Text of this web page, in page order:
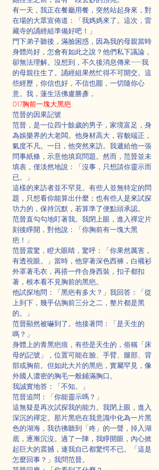
有一天，我正在餐廳用餐，突然站起身來，對
在場的大眾宣佈道：「我媽媽來了。這次，雷
藏寺的誦經組準備好吧！」
門下弟子聽後，滿臉困惑，因為我的母親當時
身體尚好，怎會有如此之說？他們私下議論，
卻無法理解。沒想到，不久後消息傳來——我
的母親往生了。誦經組果然忙得不可開交。這
些經歷，你信也好，不信也罷，一切隨你心
意。我，蓮生活佛盧勝彥，
017胸前一塊大黑疤
范晉的因果記號
范晉，是一位四十餘歲的男子，家境富足，身
為娛樂界的大老闆。他身材高大，容貌端正，
氣度不凡。一日，他突然來訪。我遞給他一張
問事紙條，示意他填寫問題。然而，范晉並未
填表，僅淡然地說：「沒事，只想請你靈示而
已。」
這樣的來訪者並不罕見。有些人並無特定的問
題，只想看你能算出什麼；也有些人是來試探
功力的，保持沉默，若算準了便點頭承認。
范晉直勾勾地盯著我。我閉上眼，進入禪定片
刻後睜開，對他說：「你胸前有一塊大黑
疤！」
范晉震驚，瞪大眼睛，驚呼：「你果然厲害，
有透視眼。」當時，他穿著深色西褲，白襯衫
外罩著毛衣，再搭一件合身西裝，扣子都扣
著，根本看不見胸前的黑疤。
他試探地問：「黑疤有多大？」我回答：「從
上到下，幾乎佔胸前三分之二，整片都是黑
的。」
范晉顯然被嚇到了。他接著問：「是天生的
嗎？」
身體上的青黑疤痕，有些是天生的，俗稱「床
母的記號」，位置可能在臉、手臂、腿部、背
部或胸前。但如此大片的黑疤，實屬罕見，像
外國人濃密的胸毛一般鋪滿胸口。
我誠實地答：「不知。」
范晉追問：「你能靈示嗎？」
這無疑是再次試探我的能力。我閉上眼，進入
深沉的禪定。那片黑疤在我意識中化為一片黑
色的湖海，我彷彿聽到「咚」的一聲，掉入湖
底，逐漸沉沒。過了一陣，我睜開眼，內心掀
起巨大的震撼，連我自己都驚愕不已。「這是
怎麼回事？」我問范晉。